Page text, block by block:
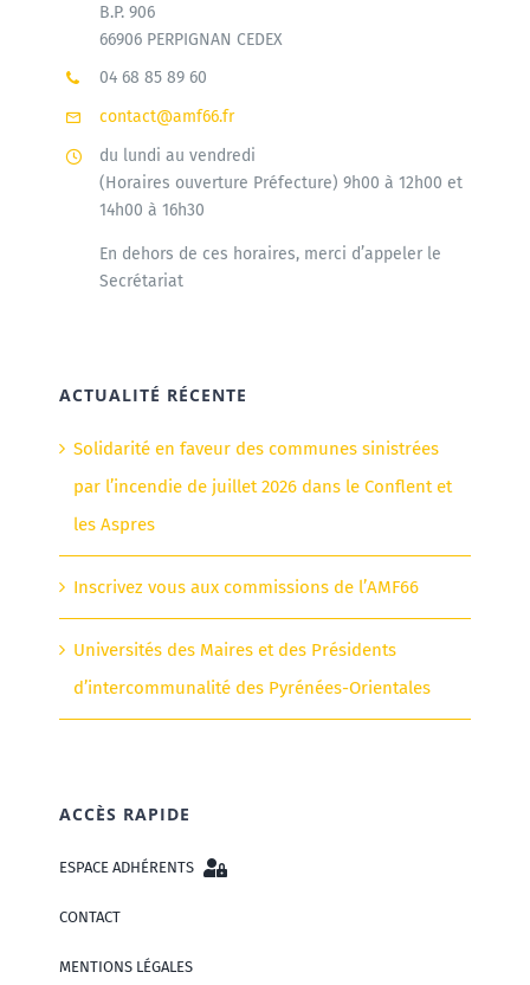
B.P. 906
66906 PERPIGNAN CEDEX
04 68 85 89 60
contact@amf66.fr
du lundi au vendredi
(Horaires ouverture Préfecture) 9h00 à 12h00 et
14h00 à 16h30
En dehors de ces horaires, merci d’appeler le
Secrétariat
ACTUALITÉ RÉCENTE
Solidarité en faveur des communes sinistrées
par l’incendie de juillet 2026 dans le Conflent et
les Aspres
Inscrivez vous aux commissions de l’AMF66
Universités des Maires et des Présidents
d’intercommunalité des Pyrénées-Orientales
ACCÈS RAPIDE
ESPACE ADHÉRENTS
CONTACT
MENTIONS LÉGALES